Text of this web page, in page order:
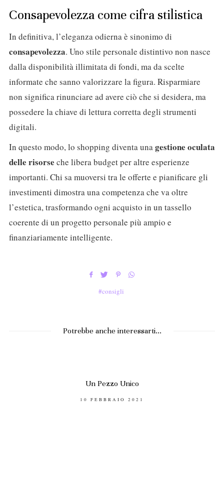
Consapevolezza come cifra stilistica
In definitiva, l’eleganza odierna è sinonimo di
consapevolezza. Uno stile personale distintivo non nasce
dalla disponibilità illimitata di fondi, ma da scelte
informate che sanno valorizzare la figura. Risparmiare
non significa rinunciare ad avere ciò che si desidera, ma
possedere la chiave di lettura corretta degli strumenti
digitali.
In questo modo, lo shopping diventa unagestione oculata
delle risorse che libera budget per altre esperienze
importanti. Chi sa muoversi tra le offerte e pianificare gli
investimenti dimostra una competenza che va oltre
l’estetica, trasformando ogni acquisto in un tassello
coerente di un progetto personale più ampio e
finanziariamente intelligente.
consigli
Potrebbe anche interessarti...
Un Pezzo Unico
POSTED
10 FEBBRAIO 2021